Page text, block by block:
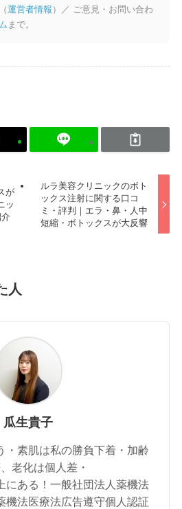
運営者情報 ）／ ご意見・お問い合わ
まで。
が
ッ
ルラ美容クリニックのボト
ックス注射に関する口コ
ミ・評判｜エラ・鼻・人中
短縮・ボトックスが大反響
人
瓜生貴子
・素肌は私の勝負下着・加齢
老化は個人差・
にある！一般社団法人薬機法
機法医療法広告遵守個人認証